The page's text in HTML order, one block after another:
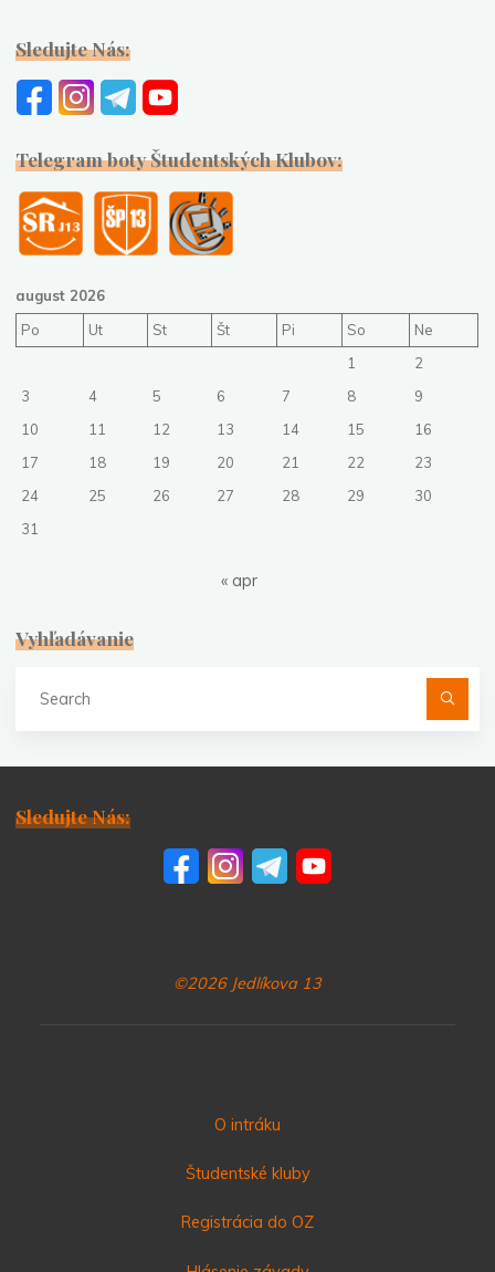
Sledujte Nás:
Telegram boty Študentských Klubov:
august 2026
Po
Ut St Št Pi So
Ne
1
2
3
4 5 6 7 8
9
10
11 12 13 14 15
16
17
18 19 20 21 22
23
24
25 26 27 28 29
30
31
« apr
Vyhľadávanie
Sledujte Nás:
©2026 Jedlíkova 13
O intráku
Študentské kluby
Registrácia do OZ